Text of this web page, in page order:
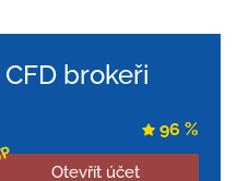
brokeři
Otevřít účet
96 %